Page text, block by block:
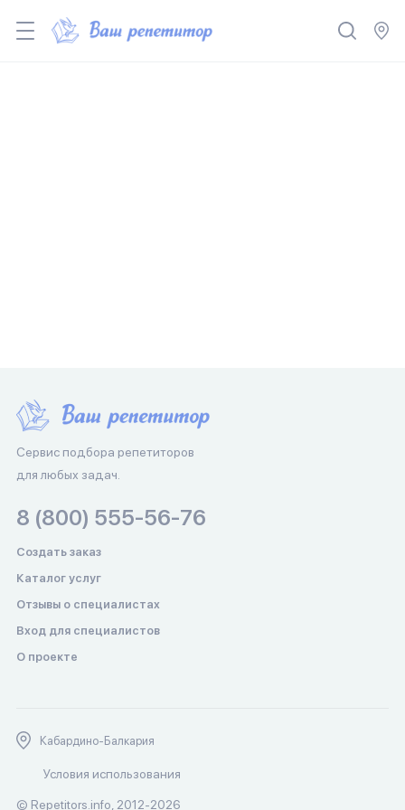
Сервис подбора репетиторов
для любых задач.
Создать заказ
Каталог услуг
Отзывы о специалистах
Вход для специалистов
О проекте
8 (800) 555-56-76
© Repetitors.info, 2012-2026
Условия использования
Кабардино-Балкария